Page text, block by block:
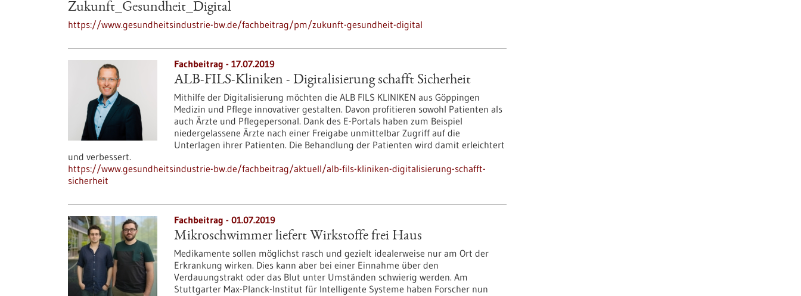
Zukunft_Gesundheit_Digital
https://www.gesundheitsindustrie-bw.de/fachbeitrag/pm/zukunft-gesundheit-digital
Fachbeitrag - 17.07.2019
ALB-FILS-Kliniken - Digitalisierung schafft Sicherheit
Mithilfe der Digitalisierung möchten die ALB FILS KLINIKEN aus Göppingen
Medizin und Pflege innovativer gestalten. Davon profitieren sowohl Patienten als
auch Ärzte und Pflegepersonal. Dank des E-Portals haben zum Beispiel
niedergelassene Ärzte nach einer Freigabe unmittelbar Zugriff auf die
Unterlagen ihrer Patienten. Die Behandlung der Patienten wird damit erleichtert
und verbessert.
https://www.gesundheitsindustrie-bw.de/fachbeitrag/aktuell/alb-fils-kliniken-digitalisierung-schafft-
sicherheit
Fachbeitrag - 01.07.2019
Mikroschwimmer liefert Wirkstoffe frei Haus
Medikamente sollen möglichst rasch und gezielt idealerweise nur am Ort der
Erkrankung wirken. Dies kann aber bei einer Einnahme über den
Verdauungstrakt oder das Blut unter Umständen schwierig werden. Am
Stuttgarter Max-Planck-Institut für Intelligente Systeme haben Forscher nun